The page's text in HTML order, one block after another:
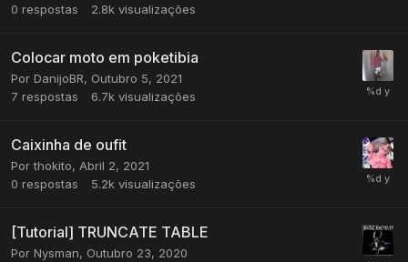
0 respostas 2.8k visualizações
Colocar moto em poketibia
Por DanijoBR, Outubro 5, 2021
7 respostas 6.7k visualizações
Caixinha de oufit
Porthokito, Abril 2, 2021
0 respostas 5.2k visualizações
[Tutorial] TRUNCATE TABLE
Por Nysman, Outubro 23, 2020